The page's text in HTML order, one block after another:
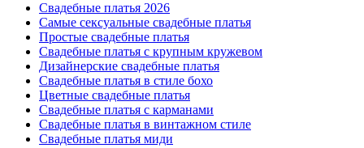
Свадебные платья 2026
Самые сексуальные свадебные платья
Простые свадебные платья
Свадебные платья с крупным кружевом
Дизайнерские свадебные платья
Свадебные платья в стиле бохо
Цветные свадебные платья
Свадебные платья с карманами
Свадебные платья в винтажном стиле
Свадебные платья миди